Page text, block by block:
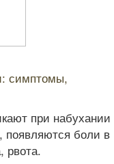
симптомы,
при набухании
появляются боли в
рвота.